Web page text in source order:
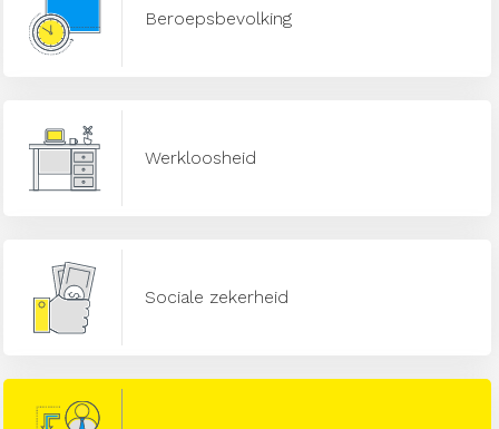
Beroepsbevolking
Werkloosheid
Sociale zekerheid